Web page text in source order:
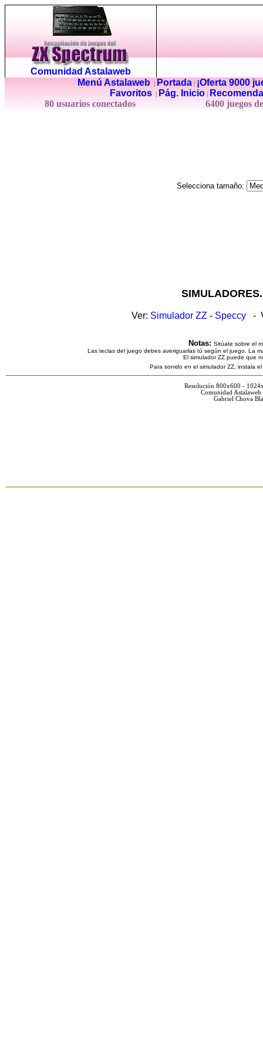
Comunidad Astalaweb
Menú Astalaweb| Portada|
¡Oferta 9000
Favoritos
Pág. Inicio
80 usuarios conectados
6400 juegos
Selecciona tamaño:
Ver: Simulador ZZ - Speccy -
Notas: Sitúate sobre el
Las teclas del juego debes averiguarlas tú según el juego. La
El simulador ZZ puede que
Para sonido en el simulador ZZ, instala
Resolución 800x600 -
Comunidad
Gabriel Chova